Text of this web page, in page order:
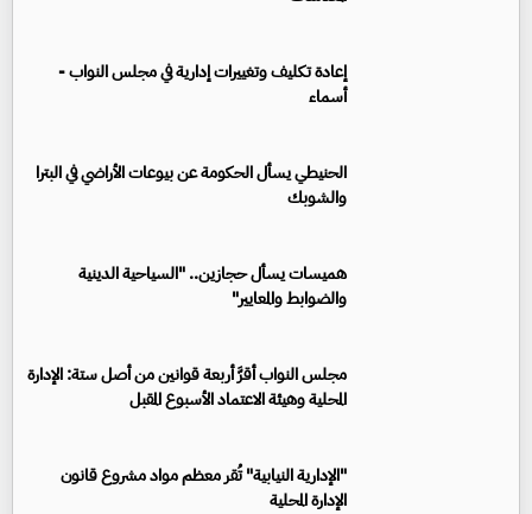
إعادة تكليف وتغييرات إدارية في مجلس النواب -
أسماء
الحنيطي يسأل الحكومة عن بيوعات الأراضي في البترا
والشوبك
هميسات يسأل حجازين.. "السياحية الدينية
والضوابط والمعايير"
مجلس النواب أقرَّ أربعة قوانين من أصل ستة: الإدارة
المحلية وهيئة الاعتماد الأسبوع المقبل
"الإدارية النيابية" تُقر معظم مواد مشروع قانون
الإدارة المحلية